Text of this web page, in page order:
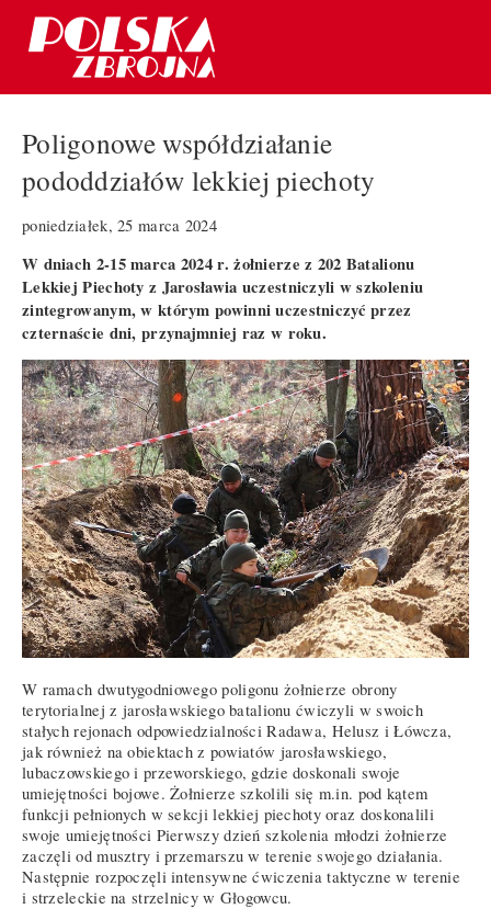
Poligonowe współdziałanie
pododdziałów lekkiej piechoty
poniedziałek, 25 marca 2024
W dniach 2-15 marca 2024 r. żołnierze z 202 Batalionu
Lekkiej Piechoty z Jarosławia uczestniczyli w szkoleniu
zintegrowanym, w którym powinni uczestniczyć przez
czternaście dni, przynajmniej raz w roku.
W ramach dwutygodniowego poligonu żołnierze obrony
terytorialnej z jarosławskiego batalionu ćwiczyli w swoich
stałych rejonach odpowiedzialności Radawa, Helusz i Łówcza,
jak również na obiektach z powiatów jarosławskiego,
lubaczowskiego i przeworskiego, gdzie doskonali swoje
umiejętności bojowe. Żołnierze szkolili się m.in. pod kątem
funkcji pełnionych w sekcji lekkiej piechoty oraz doskonalili
swoje umiejętności Pierwszy dzień szkolenia młodzi żołnierze
zaczęli od musztry i przemarszu w terenie swojego działania.
Następnie rozpoczęli intensywne ćwiczenia taktyczne w terenie
i strzeleckie na strzelnicy w Głogowcu.